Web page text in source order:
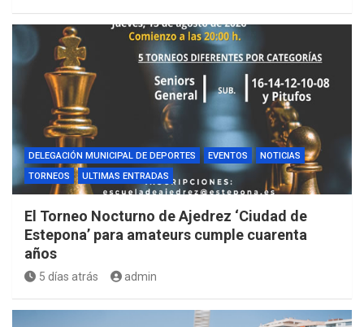
DELEGACIÓN MUNICIPAL DE DEPORTES EVENTOS
NOTICIAS
TORNEOS
ULTIMAS ENTRADAS
El Torneo Nocturno de Ajedrez ‘Ciudad de
Estepona’ para amateurs cumple cuarenta
años
5 días atrás admin